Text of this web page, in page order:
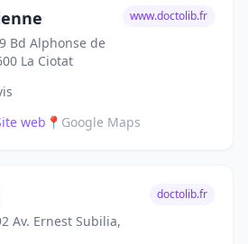
Bd Alphonse de
La Ciotat
www.doctolib.fr
web 📍 Google Maps
Av. Ernest Subilia,
doctolib.fr